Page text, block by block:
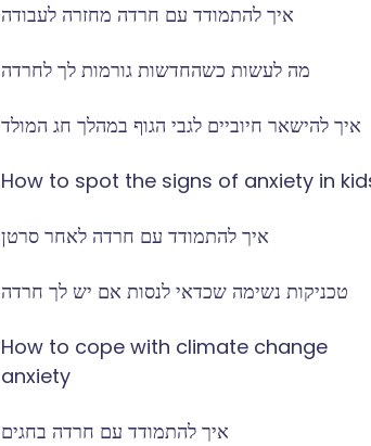
איך להתמודד עם חרדה מחזרה לעבודה
מה לעשות כשהחדשות גורמות לך לחרדה
איך להישאר חיוביים לגבי הגוף במהלך חג המולד
How to spot the signs of anxiety in
איך להתמודד עם חרדה לאחר סרטן
טכניקות נשימה שכדאי לנסות אם יש לך חרדה
How to cope with climate change
anxiety
איך להתמודד עם חרדה בחגים